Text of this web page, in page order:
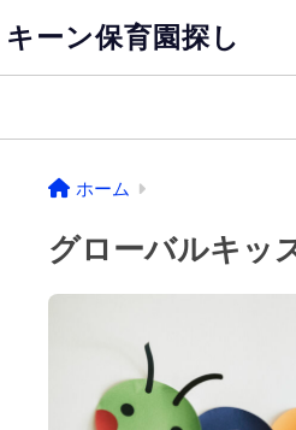
キーン保育園探し
ホーム
グローバルキッ